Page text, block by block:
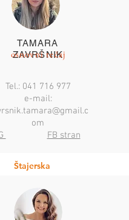
TAMARA
ZAVRŠNIK
Tel.: 041 716 977
e-mail:
om
FB stran
osnovni tečaj
Štajerska